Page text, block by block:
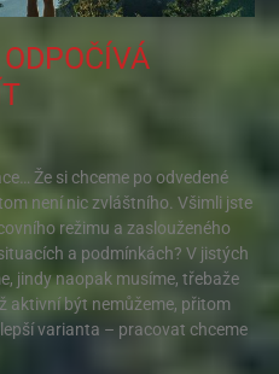
Že si chceme po odvedené
není nic zvláštního. Všimli jste
režimu a zaslouženého
a podmínkách? V jistých
jindy naopak musíme, třebaže
aktivní být nemůžeme, přitom
varianta – pracovat chceme